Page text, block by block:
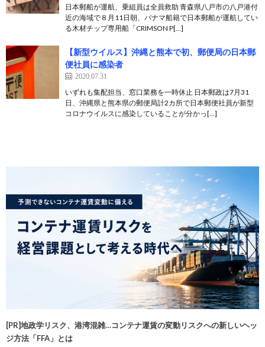
日本郵船が運航、乗組員は全員救助 青森県八戸市の八戸港付
近の海域で８月11日朝、パナマ船籍で日本郵船が運航してい
る木材チップ専用船「CRIMSON P[…]
【新型ウイルス】沖縄と熊本で初、郵便局の日本郵
便社員に感染者
2020.07.31
いずれも集配担当、窓口業務を一時休止 日本郵政は7月31
日、沖縄県と熊本県の郵便局計2カ所で日本郵便社員が新型
コロナウイルスに感染していることが分かっ[…]
[PR]地政学リスク、港湾混雑…コンテナ運賃の変動リスクへの新しいヘッ
ジ方法「FFA」とは